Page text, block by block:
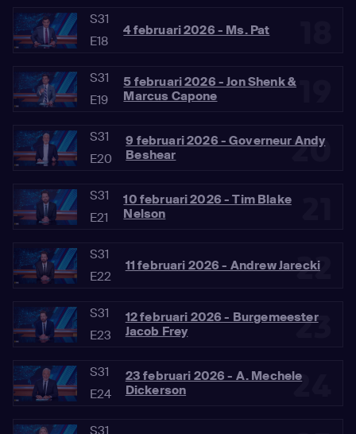
S31
E18
4 februari 2026 - Ms. Pat
S31
E19
5 februari 2026 - Jon Shenk &
Marcus Capone
20
S31
E20
9 februari 2026 - Governeur Andy
Beshear
S31
E21
10 februari 2026 - Tim Blake
Nelson
22
S31
E22
11 februari 2026 - Andrew Jarecki
23
S31
E23
12 februari 2026 - Burgemeester
Jacob Frey
24
S31
E24
23 februari 2026 - A. Mechele
Dickerson
S31